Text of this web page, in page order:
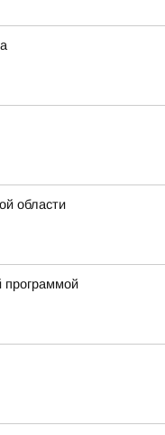
области
программой